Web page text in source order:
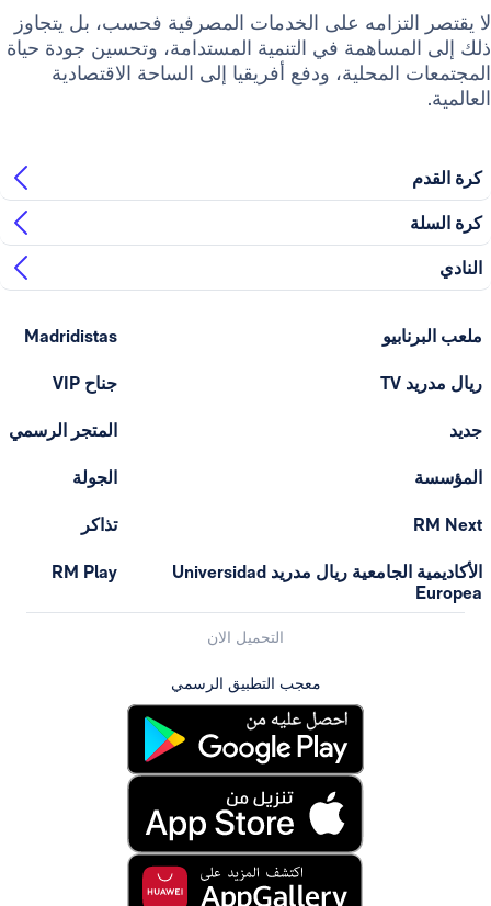
لا يقتصر التزامه على الخدمات المصرفية فحسب، بل يتجاوز
ذلك إلى المساهمة في التنمية المستدامة، وتحسين جودة حياة
المجتمعات المحلية، ودفع أفريقيا إلى الساحة الاقتصادية
العالمية.
كرة القدم
كرة السلة
النادي
ملعب البرنابيو
ريال مدريد TV
جديد
المؤسسة
RM Next
الأكاديمية الجامعية ريال مدريد Universidad
Europea
Madridistas
جناح VIP
المتجر الرسمي
الجولة
تذاكر
RM Play
التحميل الان
معجب التطبيق الرسمي